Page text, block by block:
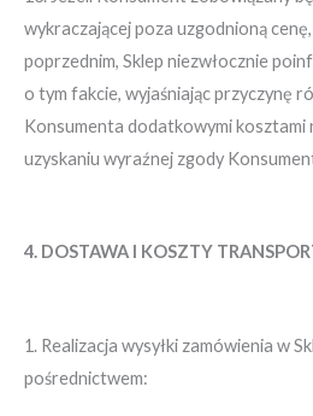
wykraczającej poza uzgodnioną
poprzednim, Sklep niezwłocznie
o tym fakcie, wyjaśniając przyczynę
Konsumenta dodatkowymi kosztami
uzyskaniu wyraźnej zgody
4. DOSTAWA I KOSZTY
1. Realizacja wysyłki zamówienia w
pośrednictwem: